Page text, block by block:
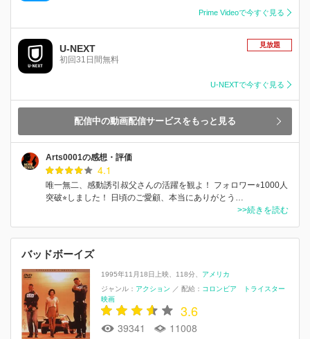
Prime Videoで今すぐ見る
U-NEXT
初回31日間無料
見放題
U-NEXTで今すぐ見る
配信中の動画配信サービスをもっと見る
Arts0001の感想・評価
4.1
唯一無二、感動誘引叔父さんの活躍を観よ！ フォロワー⭐︎1000人
突破⭐︎しました！ 日頃のご愛顧、本当にありがとう…
>>続きを読む
バッドボーイズ
1995年11月18日上映 118分
アメリカ
ジャンル： アクション ／ 配給： コロンビア トライスター
映画
3.6
39341 11008